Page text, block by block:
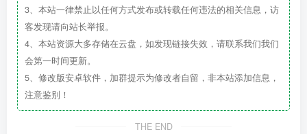
3、本站一律禁止以任何方式发布或转载任何违法的相关信息，访
客发现请向站长举报。
4、本站资源大多存储在云盘，如发现链接失效，请联系我们我们
会第一时间更新。
5、修改版安卓软件，加群提示为修改者自留，非本站添加信息，
注意鉴别！
THE END